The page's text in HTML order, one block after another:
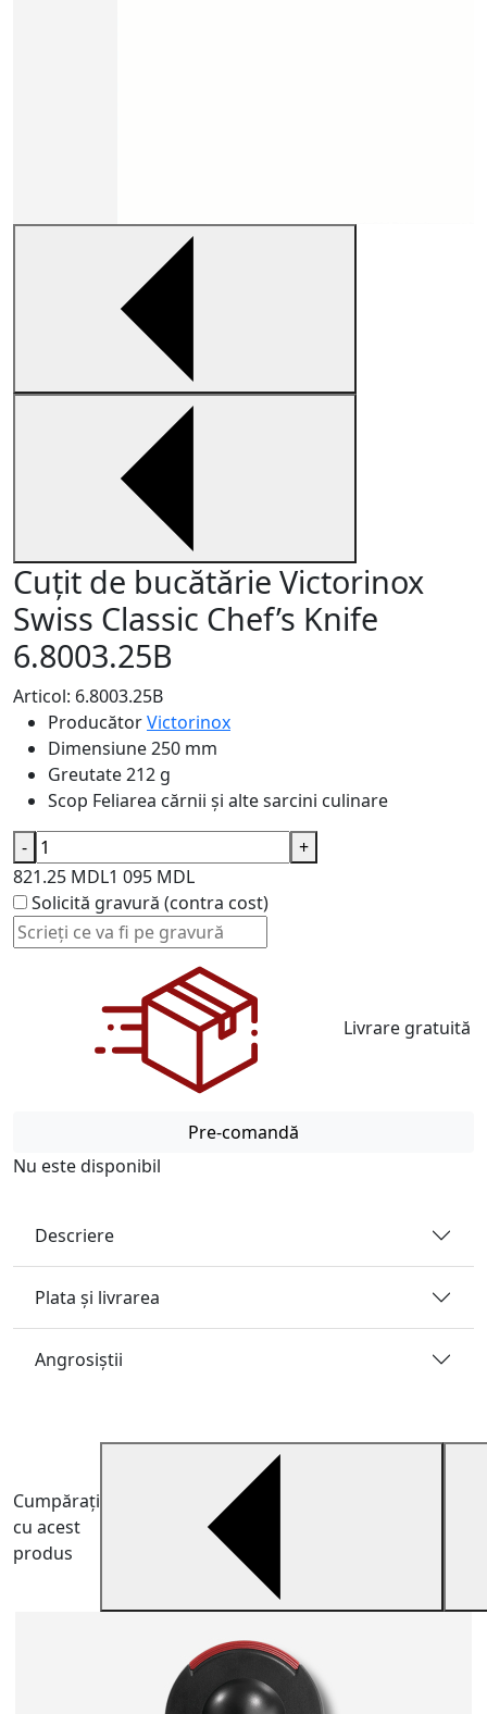
Cuțit de bucătărie Victorinox
Swiss Classic Chef’s Knife
6.8003.25B
Articol: 6.8003.25B
ProducătorVictorinox
Dimensiune250 mm
Greutate212 g
Scop Feliarea cărnii și alte sarcini culinare
821.25 MDL1 095 MDL
Solicită gravură (contra cost)
- +
Livrare gratuită
Pre-comandă
Nu este disponibil
Descriere
Plata și livrarea
Angrosiştii
Cumpărați
cu acest
produs